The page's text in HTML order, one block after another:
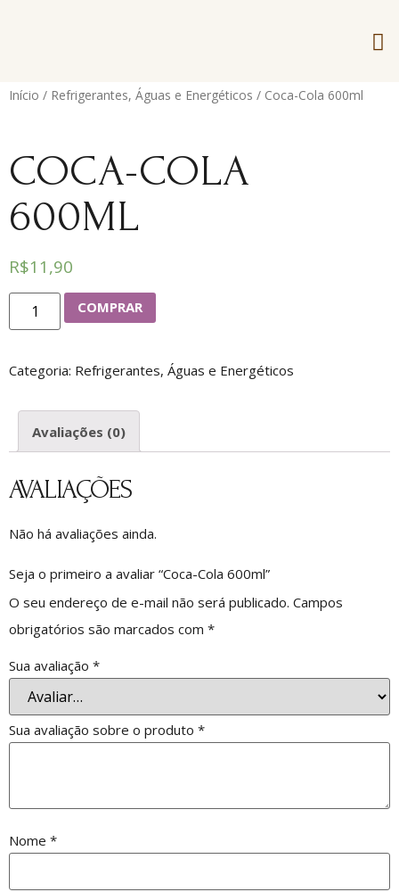
Início / Refrigerantes, Águas e Energéticos / Coca-Cola 600ml
COCA-COLA
600ML
R$11,90
COMPRAR
Categoria: Refrigerantes, Águas e Energéticos
Avaliações (0)
AVALIAÇÕES
Não há avaliações ainda.
Seja o primeiro a avaliar “Coca-Cola 600ml”
O seu endereço de e-mail não será publicado. Campos
obrigatórios são marcados com *
Sua avaliação *
Sua avaliação sobre o produto *
Nome *